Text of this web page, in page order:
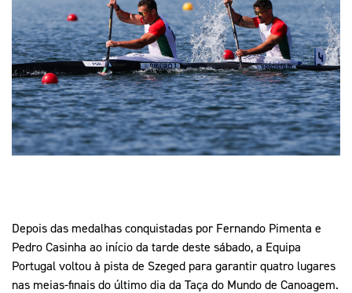
Marketing
Media
Documentos
Contactos
Mais Desporto
Equipa Portugal
Educação
Equipa Portugal
Arquivo Histórico
Educação Olímpica
Equipa Portugal
Depois das medalhas conquistadas por Fernando Pimenta e
Pedro Casinha ao início da tarde deste sábado, a Equipa
Portugal voltou à pista de Szeged para garantir quatro lugares
nas meias-finais do último dia da Taça do Mundo de Canoagem.